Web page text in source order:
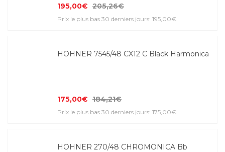
195,00€ 205,26€
Prix le plus bas 30 derniers jours: 195,00€
HOHNER 7545/48 CX12 C Black Harmonica
175,00€ 184,21€
Prix le plus bas 30 derniers jours: 175,00€
HOHNER 270/48 CHROMONICA Bb